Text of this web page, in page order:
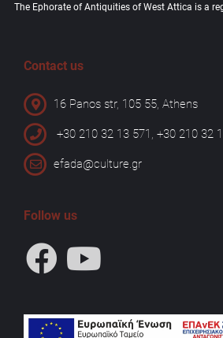
The Ephorate of Antiquities of West Attica is a
Contact us
16 Panos str, 105 55, Athens
+30 210 32 13 571, +30 210 32
efada@culture.gr
Follow us